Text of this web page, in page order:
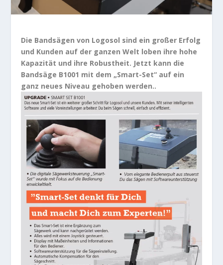
Die Bandsägen von Logosol sind ein großer Erfolg
und Kunden auf der ganzen Welt loben ihre hohe
Kapazität und ihre Robustheit. Jetzt kann die
Bandsäge B1001 mit dem „Smart-Set“ auf ein
ganz neues Niveau gehoben werden..